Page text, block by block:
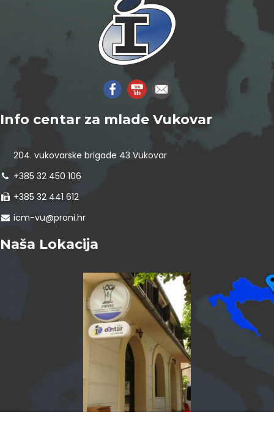
Info centar za mlade Vukovar
204. vukovarske brigade 43 Vukovar
+385 32 450 106
+385 32 441 612
icm-vu@proni.hr
Naša Lokacija